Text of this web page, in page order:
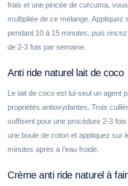
frais et une pincée de curcuma,
multipliée de ce mélange. Appliquez
pendant 10 à 15 minutes, puis
de 2-3 fois par semaine.
Anti ride naturel lait de coco
Le lait de coco est lui-seul un agent
propriétés antioxydantes. Trois
suffisent pour une procédure 2-3
une boule de coton et appliquez sur
minutes après à l’eau froide.
Crème anti ride naturel à